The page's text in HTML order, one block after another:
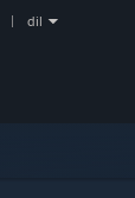
dil